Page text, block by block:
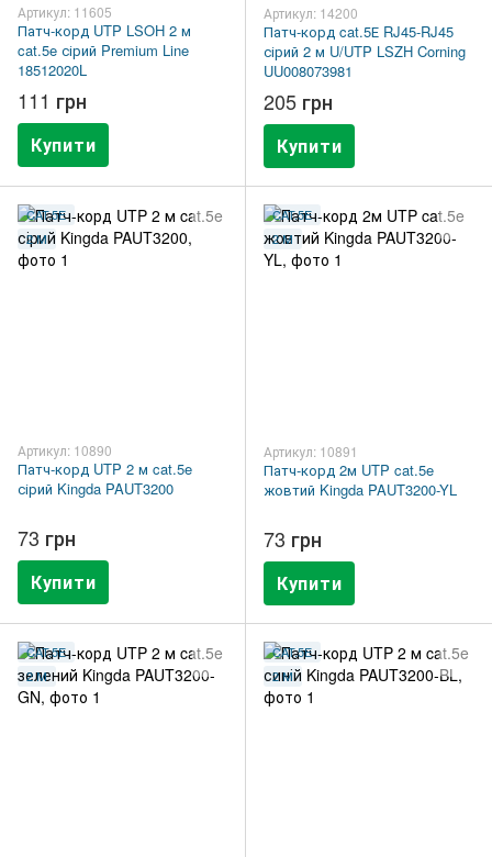
Артикул: 11605
Патч-корд UTP LSOH 2 м
cat.5e сірий Premium Line
18512020L
111 грн
Купити
Артикул: 14200
Патч-корд cat.5Е RJ45-RJ45
сірий 2 м U/UTP LSZH Corning
UU008073981
205 грн
Купити
CAT.5E
2 М
Артикул: 10890
Патч-корд UTP 2 м cat.5e
сірий Kingda PAUT3200
73 грн
Купити
CAT.5E
2 М
Артикул: 10891
Патч-корд 2м UTP cat.5e
жовтий Kingda PAUT3200-YL
73 грн
Купити
CAT.5E
2 М
CAT.5E
2 М